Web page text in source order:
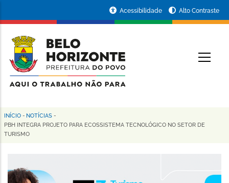
conteúdo
principal
da
Prefeitura
de
Horizonte
Acessibilidade Alto Contraste
Trilha
de
INÍCIO - NOTÍCIAS -
PBH INTEGRA PROJETO PARA ECOSSISTEMA TECNOLÓGICO NO SETOR DE
TURISMO